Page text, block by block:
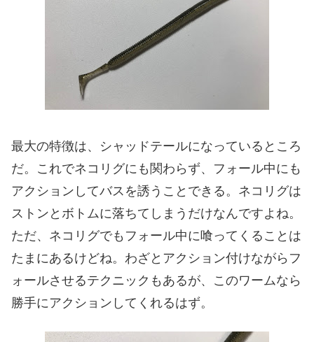
最大の特徴は、シャッドテールになっているところ
だ。これでネコリグにも関わらず、フォール中にも
アクションしてバスを誘うことできる。ネコリグは
ストンとボトムに落ちてしまうだけなんですよね。
ただ、ネコリグでもフォール中に喰ってくることは
たまにあるけどね。わざとアクション付けながらフ
ォールさせるテクニックもあるが、このワームなら
勝手にアクションしてくれるはず。